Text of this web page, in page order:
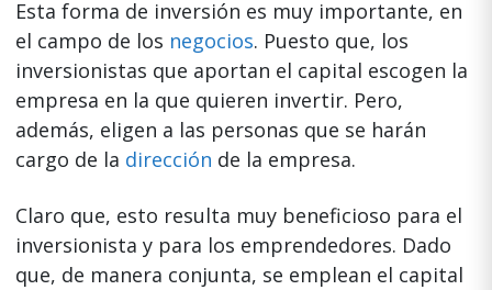
Esta forma de inversión es muy importante, en
el campo de los negocios. Puesto que, los
inversionistas que aportan el capital escogen la
empresa en la que quieren invertir. Pero,
además, eligen a las personas que se harán
cargo de la dirección de la empresa.
Claro que, esto resulta muy beneficioso para el
inversionista y para los emprendedores. Dado
que, de manera conjunta, se emplean el capital